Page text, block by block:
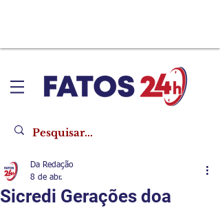
Sicredi Gerações doa
Da Redação
8 de abr.